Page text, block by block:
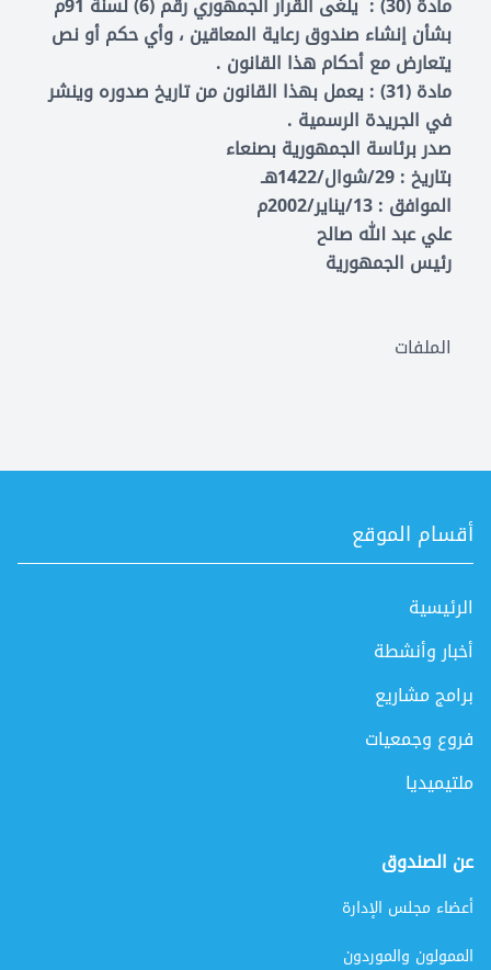
بشأن إنشاء صندوق رعاية المعاقين ، وأي حكم أو نص
يتعارض مع أحكام هذا القانون .
مادة (31) : يعمل بهذا القانون من تاريخ صدوره وينشر
في الجريدة الرسمية .
صدر برئاسة الجمهورية بصنعاء
بتاريخ : 29/شوال/1422هـ
الموافق : 13/يناير/2002م
علي عبد الله صالح
رئيس الجمهورية
الملفات
أقسام الموقع
الرئيسية
أخبار وأنشطة
برامج مشاريع
فروع وجمعيات
ملتيميديا
عن الصندوق
أعضاء مجلس الإدارة
الممولون والموردون